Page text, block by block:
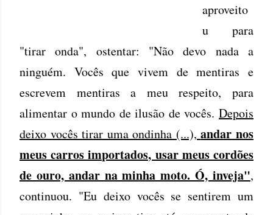
aproveito
u para
"tirar onda", ostentar: "Não devo nada a
ninguém. Vocês que vivem de mentiras e
escrevem mentiras a meu respeito, para
alimentar o mundo de ilusão de vocês. Depois
deixo vocês tirar uma ondinha (...),andar nos
meus carros importados, usar meus cordões
de ouro, andar na minha moto. Ó, inveja",
continuou. "Eu deixo vocês se sentirem um